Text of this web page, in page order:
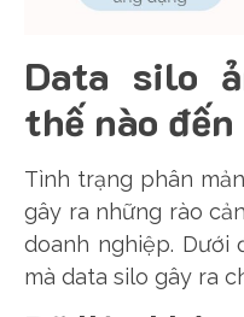
Data silo
thế nào
Tình trạng phân
gây ra những rào
doanh nghiệp. Dưới
mà data silo gây ra